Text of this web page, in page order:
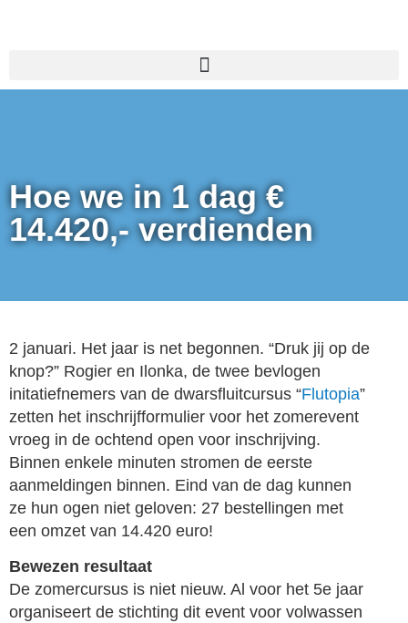
Hoe we in 1 dag €
14.420,- verdienden
2 januari. Het jaar is net begonnen. “Druk jij op de
knop?” Rogier en Ilonka, de twee bevlogen
initatiefnemers van de dwarsfluitcursus “Flutopia”
zetten het inschrijfformulier voor het zomerevent
vroeg in de ochtend open voor inschrijving.
Binnen enkele minuten stromen de eerste
aanmeldingen binnen. Eind van de dag kunnen
ze hun ogen niet geloven: 27 bestellingen met
een omzet van 14.420 euro!
Bewezen resultaat
De zomercursus is niet nieuw. Al voor het 5e jaar
organiseert de stichting dit event voor volwassen